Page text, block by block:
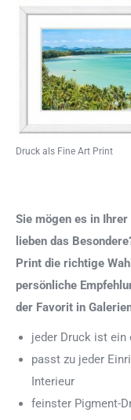
Druck als Fine Art Print
Sie mögen es in
lieben das
Print die richtige
persönliche
der Favorit in
jeder Druck ist ein
passt zu jeder
Interieur
feinster Pigment-